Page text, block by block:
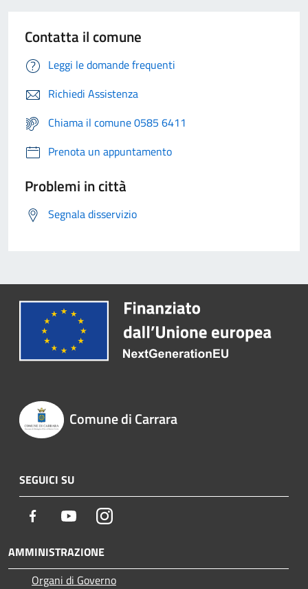
Contatta il comune
Leggi le domande frequenti
Richiedi Assistenza
Chiama il comune 0585 6411
Prenota un appuntamento
Problemi in città
Segnala disservizio
Comune di Carrara
SEGUICI SU
Facebook YoutubeInstagram
AMMINISTRAZIONE
Organi di Governo